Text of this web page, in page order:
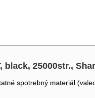
25000str.,
spotrebný materiál